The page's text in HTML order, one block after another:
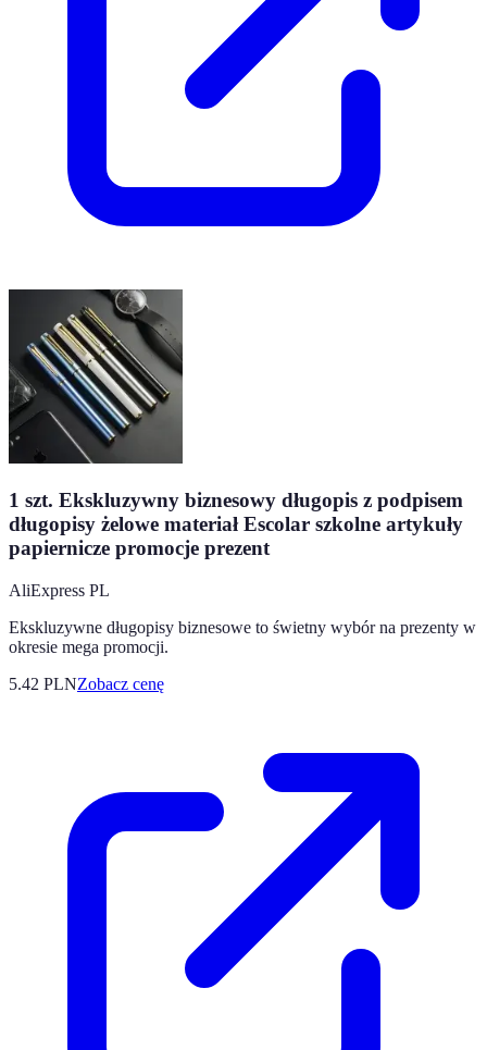
1 szt. Ekskluzywny biznesowy długopis z podpisem
długopisy żelowe materiał Escolar szkolne artykuły
papiernicze promocje prezent
AliExpress PL
Ekskluzywne długopisy biznesowe to świetny wybór na prezenty w
okresie mega promocji.
5.42 PLNZobacz cenę